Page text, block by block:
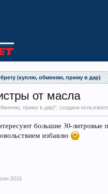
(куплю, обменяю, приму в дар)
от масла
приму в дар)", создана
большие 30-литровые
избавлю
2015